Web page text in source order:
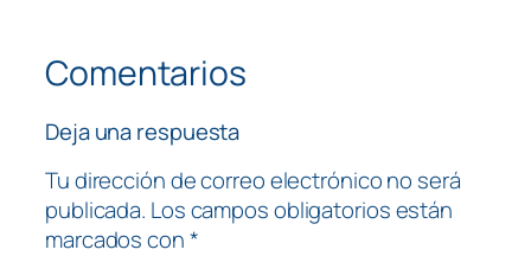
Comentarios
Deja una respuesta
Tu dirección de correo electrónico no será
publicada. Los campos obligatorios están
marcados con*